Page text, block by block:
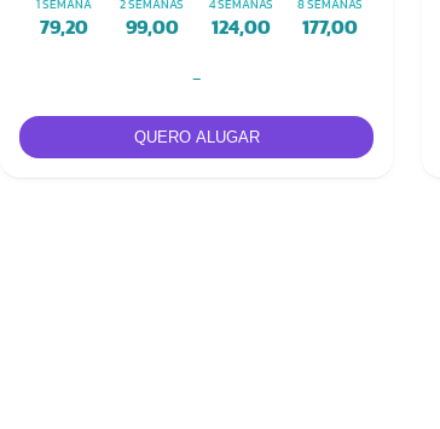
1 SEMANA
79,20
2 SEMANAS
99,00
4 SEMANAS
124,00
8 SEMANAS
177,00
-